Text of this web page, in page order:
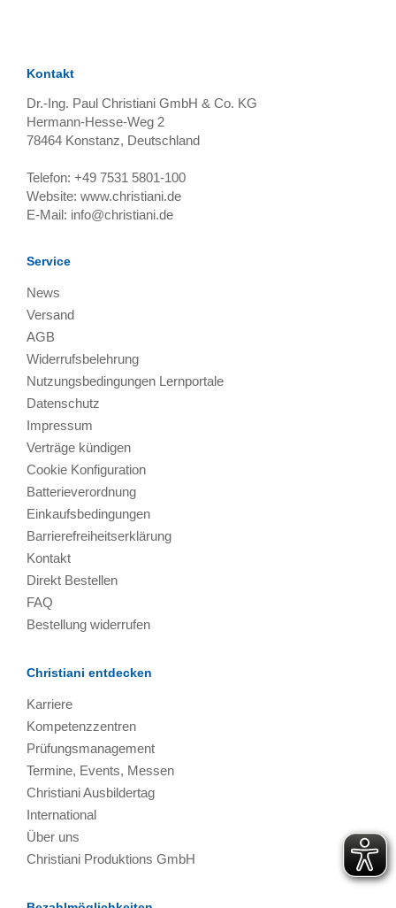
Kontakt
Dr.-Ing. Paul Christiani GmbH & Co. KG
Hermann-Hesse-Weg 2
78464 Konstanz, Deutschland
Telefon: +49 7531 5801-100
Website: www.christiani.de
E-Mail: info@christiani.de
Service
News
Versand
AGB
Widerrufsbelehrung
Nutzungsbedingungen Lernportale
Datenschutz
Impressum
Verträge kündigen
Cookie Konfiguration
Batterieverordnung
Einkaufsbedingungen
Barrierefreiheitserklärung
Kontakt
Direkt Bestellen
FAQ
Bestellung widerrufen
Christiani entdecken
Karriere
Kompetenzzentren
Prüfungsmanagement
Termine, Events, Messen
Christiani Ausbildertag
International
Über uns
Christiani Produktions GmbH